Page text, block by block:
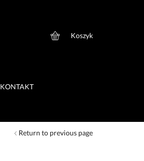
Koszyk
KONTAKT
Return to previous page